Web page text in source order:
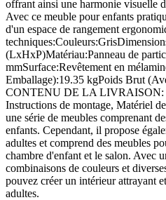
offrant ainsi une harmonie visuelle
Avec ce meuble pour enfants
d'un espace de rangement
(LxHxP)Matériau:Panneau de
mmSurface:Revêtement en
Emballage):19.35 kgPoids Brut
CONTENU DE LA LIVRAISON:
Instructions de montage, Matériel
une série de meubles comprenant
enfants. Cependant, il propose
adultes et comprend des meubles
chambre d'enfant et le salon. Avec
combinaisons de couleurs et
pouvez créer un intérieur attrayant
adultes.